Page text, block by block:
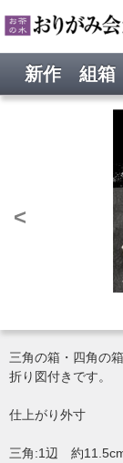
新作 組箱
<
三角の箱・四角の
折り図付きです。
仕上がり外寸
三角:1辺 約